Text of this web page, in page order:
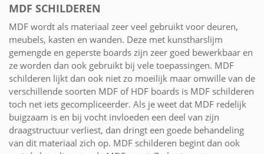
MDF SCHILDEREN
MDF wordt als materiaal zeer veel gebruikt voor deuren,
meubels, kasten en wanden. Deze met kunstharslijm
gemengde en geperste boards zijn zeer goed bewerkbaar en
ze worden dan ook gebruikt bij vele toepassingen. MDF
schilderen lijkt dan ook niet zo moeilijk maar omwille van de
verschillende soorten MDF of HDF boards is MDF schilderen
toch net iets gecompliceerder. Als je weet dat MDF redelijk
buigzaam is en bij vocht invloeden een deel van zijn
draagstructuur verliest, dan dringt een goede behandeling
van dit materiaal zich op. MDF schilderen begint dan ook